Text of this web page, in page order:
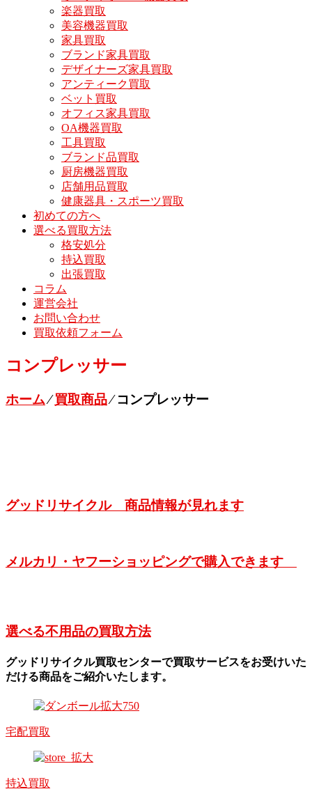
楽器買取
美容機器買取
家具買取
ブランド家具買取
デザイナーズ家具買取
アンティーク買取
ベット買取
オフィス家具買取
OA機器買取
工具買取
ブランド品買取
厨房機器買取
店舗用品買取
健康器具・スポーツ買取
初めての方へ
選べる買取方法
格安処分
持込買取
出張買取
コラム
運営会社
お問い合わせ
買取依頼フォーム
コンプレッサー
ホーム⁄買取商品⁄コンプレッサー
グッドリサイクル 商品情報が見れます
メルカリ・ヤフーショッピングで購入できます
選べる不用品の買取方法
グッドリサイクル買取センターで買取サービスをお受けいた
だける商品をご紹介いたします。
宅配買取
持込買取